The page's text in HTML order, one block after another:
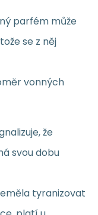
parfém může
se z něj
vonných
že
svou dobu
tyranizovat